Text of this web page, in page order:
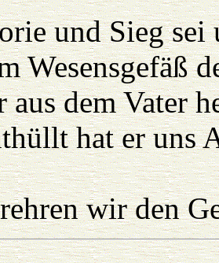
und Sieg sei
Wesensgefäß
aus dem Vater
hat er uns
wir den